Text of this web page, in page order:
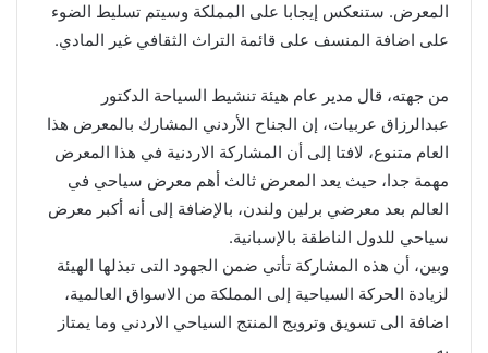
المعرض. ستنعكس إيجابا على المملكة وسيتم تسليط الضوء
على اضافة المنسف على قائمة التراث الثقافي غير المادي.
من جهته، قال مدير عام هيئة تنشيط السياحة الدكتور
عبدالرزاق عربيات، إن الجناح الأردني المشارك بالمعرض هذا
العام متنوع، لافتا إلى أن المشاركة الاردنية في هذا المعرض
مهمة جدا، حيث يعد المعرض ثالث أهم معرض سياحي في
العالم بعد معرضي برلين ولندن، بالإضافة إلى أنه أكبر معرض
سياحي للدول الناطقة بالإسبانية.
وبين، أن هذه المشاركة تأتي ضمن الجهود التى تبذلها الهيئة
لزيادة الحركة السياحية إلى المملكة من الاسواق العالمية،
اضافة الى تسويق وترويج المنتج السياحي الاردني وما يمتاز